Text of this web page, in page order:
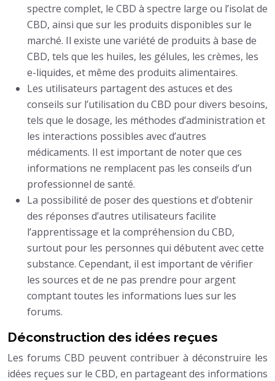
spectre complet, le CBD à spectre large ou l’isolat de
CBD, ainsi que sur les produits disponibles sur le
marché. Il existe une variété de produits à base de
CBD, tels que les huiles, les gélules, les crèmes, les
e-liquides, et même des produits alimentaires.
Les utilisateurs partagent des astuces et des
conseils sur l’utilisation du CBD pour divers besoins,
tels que le dosage, les méthodes d’administration et
les interactions possibles avec d’autres
médicaments. Il est important de noter que ces
informations ne remplacent pas les conseils d’un
professionnel de santé.
La possibilité de poser des questions et d’obtenir
des réponses d’autres utilisateurs facilite
l’apprentissage et la compréhension du CBD,
surtout pour les personnes qui débutent avec cette
substance. Cependant, il est important de vérifier
les sources et de ne pas prendre pour argent
comptant toutes les informations lues sur les
forums.
Déconstruction des idées reçues
Les forums CBD peuvent contribuer à déconstruire les
idées reçues sur le CBD, en partageant des informations